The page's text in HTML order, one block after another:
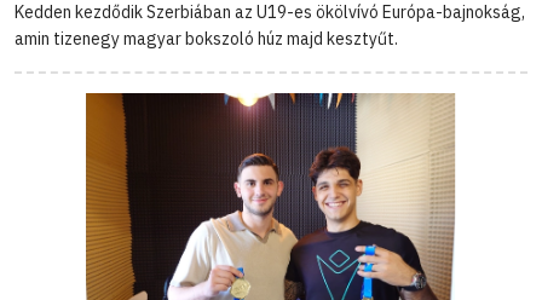
Kedden kezdődik Szerbiában az U19-es ökölvívó Európa-bajnokság,
amin tizenegy magyar bokszoló húz majd kesztyűt.